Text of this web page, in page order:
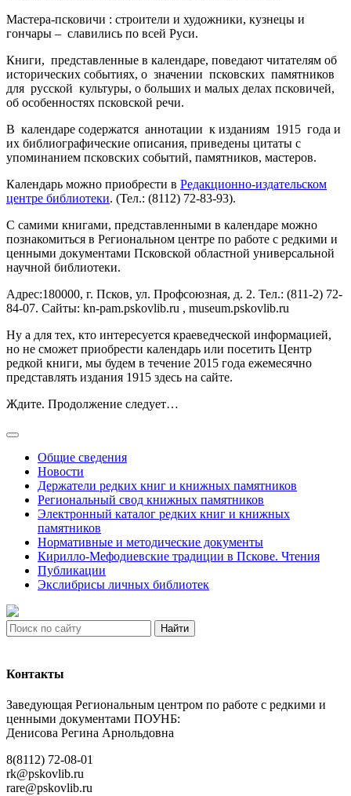
Мастера-псковичи : строители и художники, кузнецы и
гончары – славились по всей Руси.
Книги, представленные в календаре, поведают читателям об
исторических событиях, о значении псковских памятников
для русской культуры, о больших и малых делах псковичей,
об особенностях псковской речи.
В календаре содержатся аннотации к изданиям 1915 года и
их библиографические описания, приведены цитаты с
упоминанием псковских событий, памятников, мастеров.
Календарь можно приобрести в Редакционно-издательском
центре библиотеки. (Тел.: (8112) 72-83-93).
С самими книгами, представленными в календаре можно
познакомиться в Региональном центре по работе с редкими и
ценными документами Псковской областной универсальной
научной библиотеки.
Адрес:180000, г. Псков, ул. Профсоюзная, д. 2. Тел.: (811-2) 72-
84-07. Сайты: kn-pam.pskovlib.ru , museum.pskovlib.ru
Ну а для тех, кто интересуется краеведческой информацией,
но не сможет приобрести календарь или посетить Центр
редкой книги, мы будем в течение 2015 года ежемесячно
представлять издания 1915 здесь на сайте.
Ждите. Продолжение следует…
Общие сведения
Новости
Держатели редких книг и книжных памятников
Региональный свод книжных памятников
Электронный каталог редких книг и книжных
памятников
Нормативные и методические документы
Кирилло-Мефодиевские традиции в Пскове. Чтения
Публикации
Экслибрисы личных библиотек
Найти
Контакты
Заведующая Региональным центром по работе с редкими и
ценными документами ПОУНБ:
Денисова Регина Арнольдовна
8(8112) 72-08-01
rk@pskovlib.ru
rare@pskovlib.ru